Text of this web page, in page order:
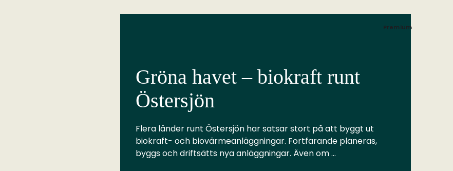
Premium
Gröna havet – biokraft runt
Östersjön
Flera länder runt Östersjön har satsar stort på att byggt ut
biokraft- och biovärmeanläggningar. Fortfarande planeras,
byggs och driftsätts nya anläggningar. Även om …